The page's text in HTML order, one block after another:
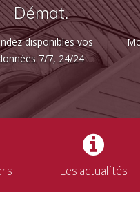
Démat.
disponibles vos
7/7, 24/24
Les actualités